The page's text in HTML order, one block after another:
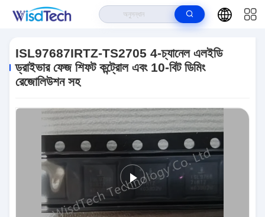
ফেজ শিফট কন্ট্রোল এবং 10-বিট ডিমিং রেজোলিউশন সহ
ISL97687IRTZ-TS2705 4-চ্যানেল এলইডি
ড্রাইভার ফেজ শিফট কন্ট্রোল এবং 10-বিট ডিমিং
রেজোলিউশন সহ